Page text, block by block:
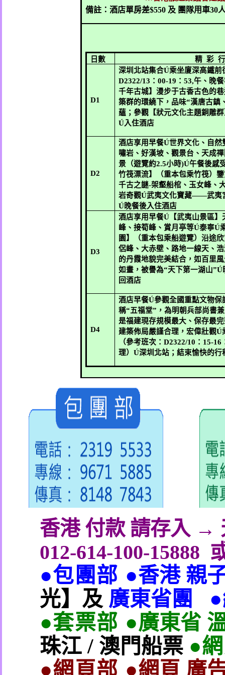
備註：酒店單房差$550 及 團隊用車30
日數 精 彩 行
D1
深圳北站集合Ú乘坐廈深高鐵前
D2322/13 ：00-19 ：53,午、晚
千年古城】漫步于古香古色的
築群的環繞下，品味“漢唐古鎮
蘊；參觀【狀元文化主題銅雕
Ú入住酒店
D2
酒店享用早餐Ú世界文化、自
嘯岩、好漢坡、觀景台、天成
景（遊覽約2.5小時)Ú午餐後感
竹筏漂流】（重本包乘竹筏）
千古之謎-架壑船棺、玉女峰、
岩奇觀Ú武夷文化寶藏——武夷
Ú晚餐後入住酒店
D3
酒店享用早餐Ú 【武夷山景區
峰、接筍峰、賞月亭等Ú泰寧Ú
園】（重本包乘船遊覽）沿途
侶峰、大赤壁、路地一線天、
的丹霞地貌完美結合，如百里
如畫，被譽為“天下第一湖山”Ú
回酒店
D4
酒店早餐Ú參觀全國重點文物保
稱“五福堂”，為明朝兵部尚書
是福建現存規模最大、保存最
建築佈局嚴謹合理，宏偉壯觀Ú
（參考班次：D2322/10 ： 15-16
理）Ú深圳北站；結束愉快的行
香港 付款 請存入 →
012-614-100-15888
●包團部 ●香港 親
光】及 廣東省團
●套票部 ●廣東省
珠江/ 澳門船票 ●
●網頁部 ●網頁 廣